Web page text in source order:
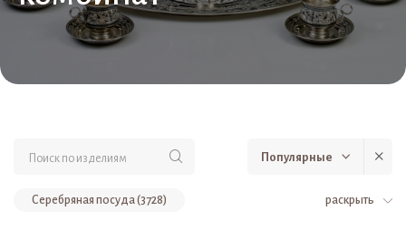
Популярные
раскрыть
Серебряная посуда (3728)